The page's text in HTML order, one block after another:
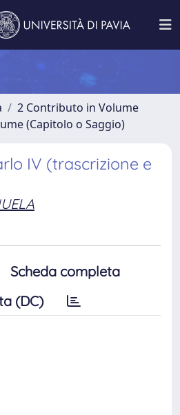
2 Contributo in Volume
(Capitolo o Saggio)
IV (trascrizione e
Scheda completa
(DC)